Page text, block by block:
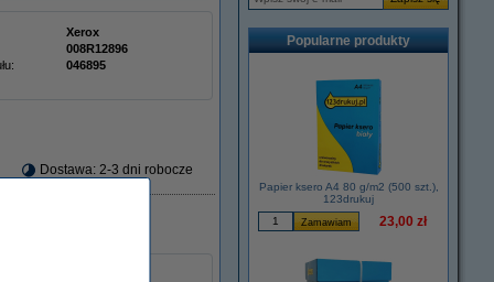
Xerox
008R12896
046895
Dostawa: 2-3 dni robocze
Popularne produkty
Papier ksero A4 80 g/m2 (500 szt.),
123drukuj
23,00 zł